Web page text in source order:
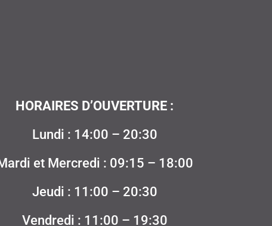
HORAIRES D’OUVERTURE :
Lundi : 14:00 – 20:30
et Mercredi : 09:15 – 18:00
Jeudi : 11:00 – 20:30
Vendredi : 11:00 – 19:30